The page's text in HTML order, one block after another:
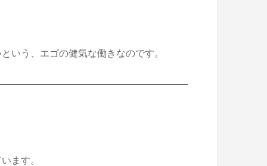
いう、エゴの健気な働きなのです。
ます。